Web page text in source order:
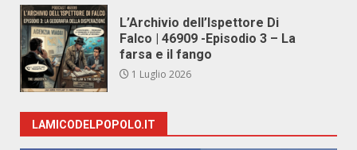
L’Archivio dell’Ispettore Di
Falco | 46909 -Episodio 3 – La
farsa e il fango
1 Luglio 2026
LAMICODELPOPOLO.IT